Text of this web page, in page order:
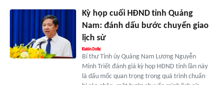
Kỳ họp cuối HĐND tỉnh Quảng
Nam: đánh dấu bước chuyển giao
lịch sử
Bí thư Tỉnh ủy Quảng Nam Lương Nguyễn
Minh Triết đánh giá kỳ họp HĐND tỉnh lần này
là dấu mốc quan trọng trong quá trình chuẩn